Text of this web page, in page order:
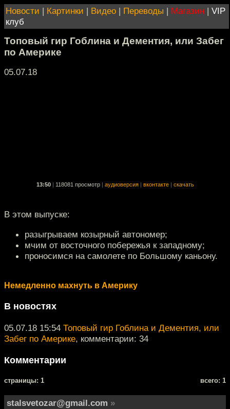
Новости | Картинки | Видео | Переводы | Магазин | VIP
клуб
Топовый гир Гоблина и Дементия, или Забег
по Америке
05.07.18
13:50 118081 просмотр аудиоверсия вконтакте скачать
В этом выпуске:
разыгрываем козырный автономер;
мчим от восточного побережья к западному;
проносимся на самолете по Большому каньону.
Немедленно махнуть в Америку
В новостях
05.07.18 15:54 Топовый гир Гоблина и Дементия, или
Забег по Америке, комментарии: 34
Комментарии
cтраницы: 1 всего: 1
stalsvetozar@gmail.com »